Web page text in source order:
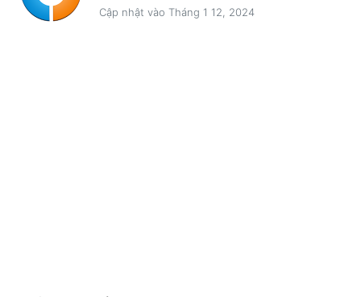
Cập nhật vào Tháng 1 12, 2024